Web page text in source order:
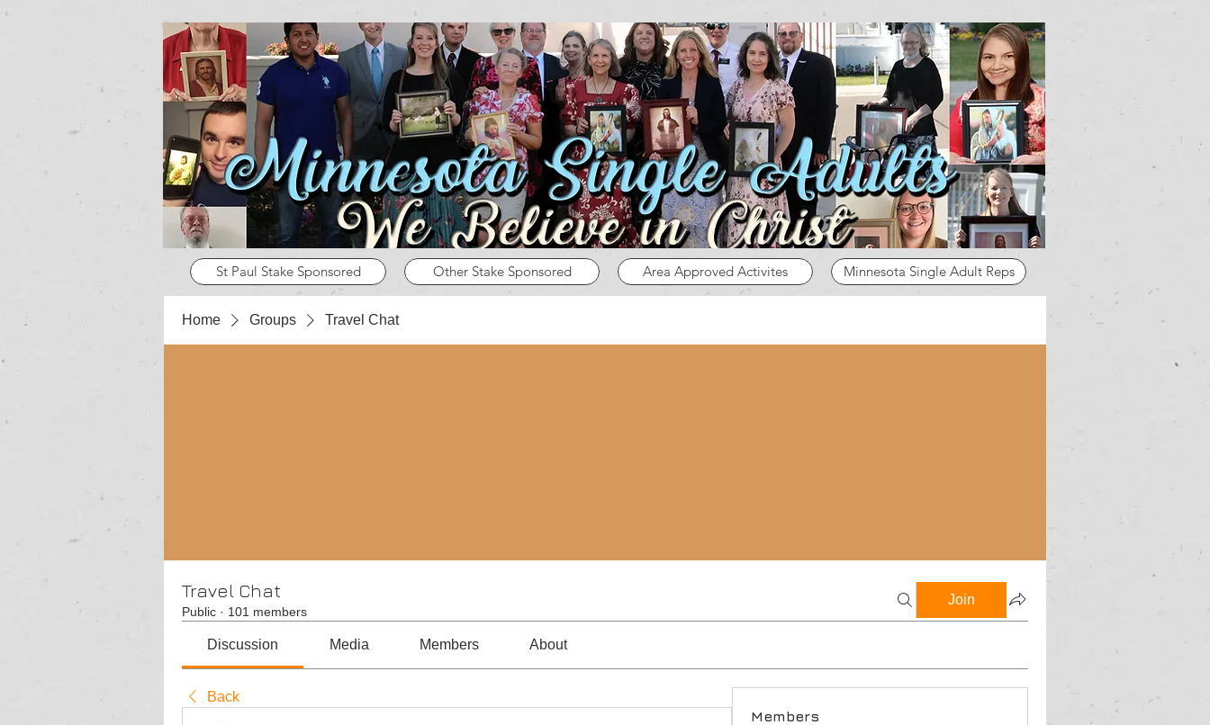
St Paul Stake Sponsored Other Stake Sponsored Area Approved Activites Minnesota Single Adult Reps
Home Groups Travel Chat
Travel Chat
Public · 101 members
Join
Discussion Media Members About
Back
Members